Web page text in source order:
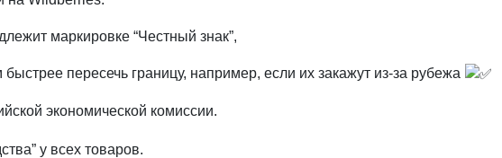
маркировке “Честный знак”,
пересечь границу, например, если их закажут из-за рубежа
экономической комиссии.
у всех товаров.